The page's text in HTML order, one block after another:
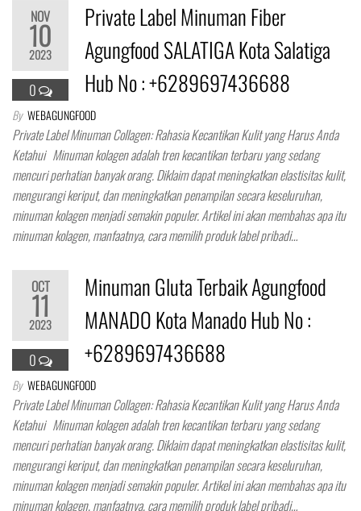
NOV
10
2023
0
Private Label Minuman Fiber
Agungfood SALATIGA Kota Salatiga
Hub No : +6289697436688
By WEBAGUNGFOOD
Private Label Minuman Collagen: Rahasia Kecantikan Kulit yang Harus Anda
Ketahui Minuman kolagen adalah tren kecantikan terbaru yang sedang
mencuri perhatian banyak orang. Diklaim dapat meningkatkan elastisitas kulit,
mengurangi keriput, dan meningkatkan penampilan secara keseluruhan,
minuman kolagen menjadi semakin populer. Artikel ini akan membahas apa itu
minuman kolagen, manfaatnya, cara memilih produk label pribadi…
OCT
11
2023
0
Minuman Gluta Terbaik Agungfood
MANADO Kota Manado Hub No :
+6289697436688
By WEBAGUNGFOOD
Private Label Minuman Collagen: Rahasia Kecantikan Kulit yang Harus Anda
Ketahui Minuman kolagen adalah tren kecantikan terbaru yang sedang
mencuri perhatian banyak orang. Diklaim dapat meningkatkan elastisitas kulit,
mengurangi keriput, dan meningkatkan penampilan secara keseluruhan,
minuman kolagen menjadi semakin populer. Artikel ini akan membahas apa itu
minuman kolagen, manfaatnya, cara memilih produk label pribadi…